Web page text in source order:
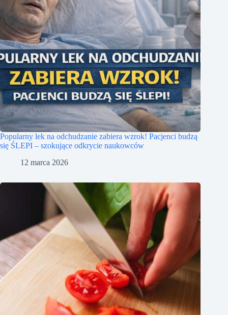
Popularny lek na odchudzanie zabiera wzrok! Pacjenci budzą
się ŚLEPI – szokujące odkrycie naukowców
12 marca 2026